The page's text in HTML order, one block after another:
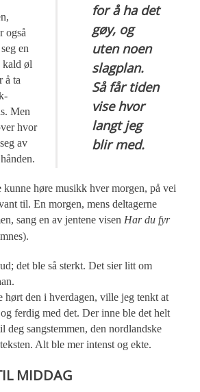
for å ha det
gøy, og
uten noen
slagplan.
Så får tiden
vise hvor
langt jeg
blir med.
også
en
kald øl
å ta
Men
hvor
av
høre musikk hver morgen, på vei
til. En morgen, mens deltagerne
sang en av jentene visen Har du fyr
det ble så sterkt. Det sier litt om
hørt den i hverdagen, ville jeg tenkt at
ferdig med det. Der inne ble det helt
deg sangstemmen, den nordlandske
Alt ble mer intenst og ekte.
MIDDAG